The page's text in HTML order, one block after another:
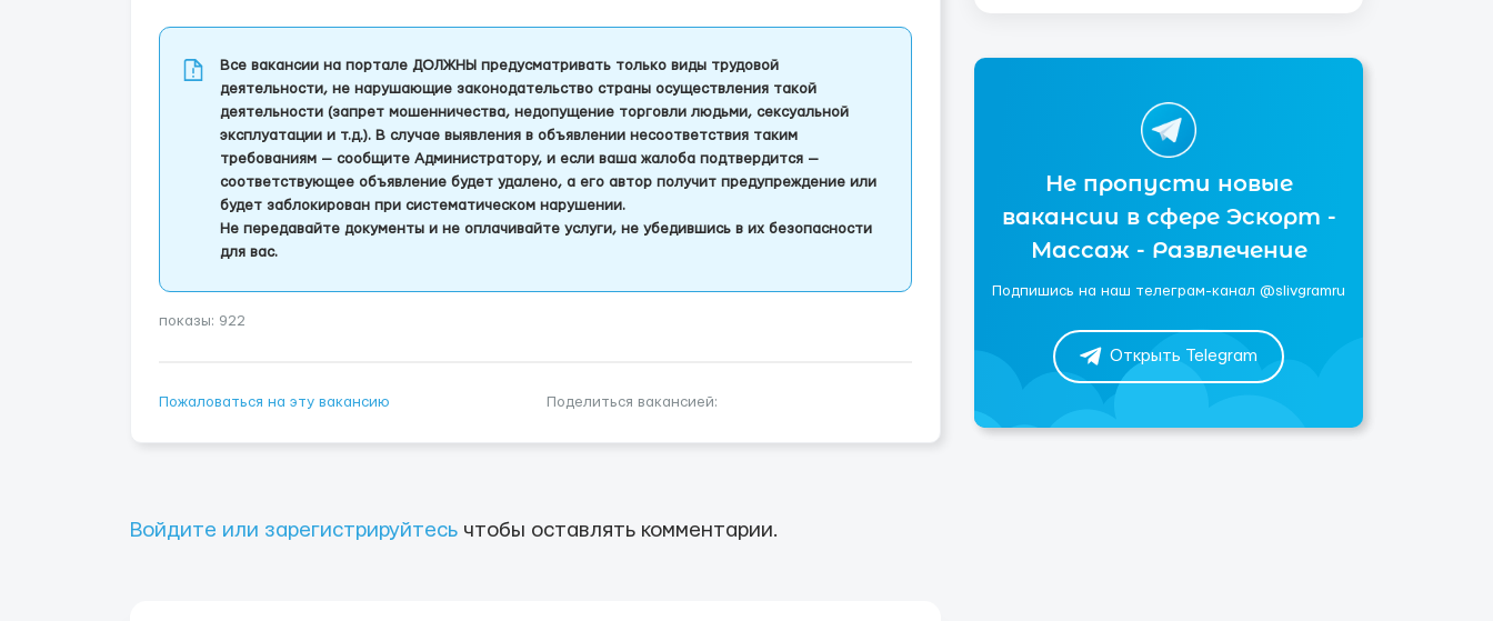
Все вакансии на портале ДОЛЖНЫ предусматривать только виды трудовой
деятельности, не нарушающие законодательство страны осуществления такой
деятельности (запрет мошенничества, недопущение торговли людьми, сексуальной
эксплуатации и т.д.). В случае выявления в объявлении несоответствия таким
требованиям — сообщите Администратору, и если ваша жалоба подтвердится —
соответствующее объявление будет удалено, а его автор получит предупреждение или
будет заблокирован при систематическом нарушении.
Не передавайте документы и не оплачивайте услуги, не убедившись в их безопасности
для вас.
показы: 922
Пожаловаться на эту вакансию Поделиться вакансией:
Войдите или зарегистрируйтесь чтобы оставлять комментарии.
Не пропусти новые
вакансии в сфере Эскорт -
Массаж - Развлечение
Подпишись на наш телеграм-канал @slivgramru
Открыть Telegram